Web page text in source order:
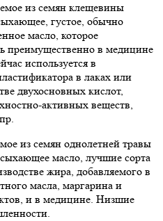
из семян клещевины
густое, обычно
масло, которое
преимущественно в медицине
используется в
в лаках или
двухосновных кислот,
активных веществ,
из семян однолетней травы
масло, лучшие сорта
жира, добавляемого в
масла, маргарина и
и в медицине. Низшие